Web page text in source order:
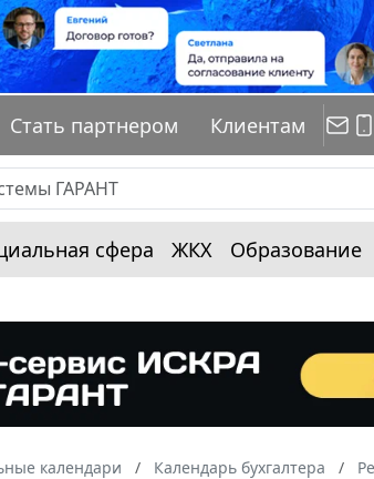
Стать партнером Клиентам
сфера ЖКХ Образование
календари Календарь бухгалтера